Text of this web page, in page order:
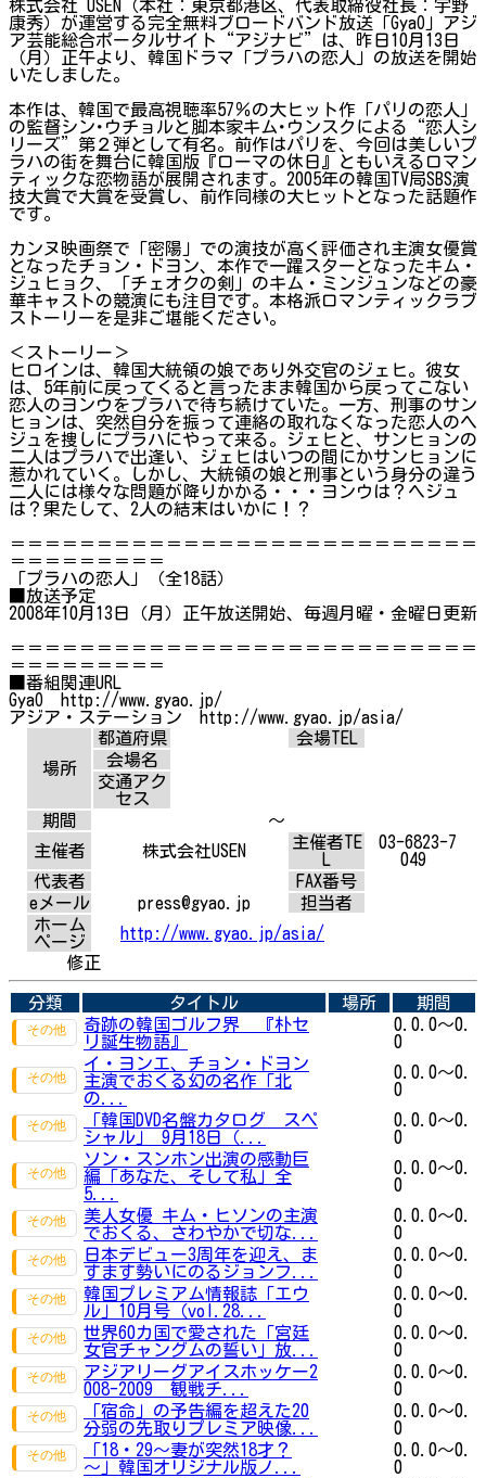
株式会社 USEN（本社：東京都港区、代表取締役社長：宇野
康秀）が運営する完全無料ブロードバンド放送「GyaO」アジ
ア芸能総合ポータルサイト“アジナビ”は、昨日10月13日
（月）正午より、韓国ドラマ「プラハの恋人」の放送を開始
いたしました。
本作は、韓国で最高視聴率57％の大ヒット作「パリの恋人」
の監督シン･ウチョルと脚本家キム･ウンスクによる“恋人シ
リーズ”第２弾として有名。前作はパリを、今回は美しいプ
ラハの街を舞台に韓国版『ローマの休日』ともいえるロマン
ティックな恋物語が展開されます。2005年の韓国TV局SBS演
技大賞で大賞を受賞し、前作同様の大ヒットとなった話題作
です。
カンヌ映画祭で「密陽」での演技が高く評価され主演女優賞
となったチョン・ドヨン、本作で一躍スターとなったキム・
ジュヒョク、「チェオクの剣」のキム・ミンジュンなどの豪
華キャストの競演にも注目です。本格派ロマンティックラブ
ストーリーを是非ご堪能ください。
＜ストーリー＞
ヒロインは、韓国大統領の娘であり外交官のジェヒ。彼女
は、5年前に戻ってくると言ったまま韓国から戻ってこない
恋人のヨンウをプラハで待ち続けていた。一方、刑事のサン
ヒョンは、突然自分を振って連絡の取れなくなった恋人のヘ
ジュを捜しにプラハにやって来る。ジェヒと、サンヒョンの
二人はプラハで出逢い、ジェヒはいつの間にかサンヒョンに
惹かれていく。しかし、大統領の娘と刑事という身分の違う
二人には様々な問題が降りかかる・・・ヨンウは？ヘジュ
は？果たして、2人の結末はいかに！？
＝＝＝＝＝＝＝＝＝＝＝＝＝＝＝＝＝＝＝＝＝＝＝＝＝＝＝
＝＝＝＝＝＝＝＝＝
「プラハの恋人」（全18話）
■放送予定
2008年10月13日（月）正午放送開始、毎週月曜・金曜日更新
＝＝＝＝＝＝＝＝＝＝＝＝＝＝＝＝＝＝＝＝＝＝＝＝＝＝＝
＝＝＝＝＝＝＝＝＝
■番組関連URL
GyaO http://www.gyao.jp/
アジア・ステーション http://www.gyao.jp/asia/
場所
都道府県
会場TEL
会場名
交通アク
セス
期間
～
主催者
株式会社USEN
主催者TE
03-6823-7
049
代表者
FAX番号
eメール
press@gyao.jp
担当者
ホーム
ページ
http://www.gyao.jp/asia/
修正
分類 タイトル 場所
期間
奇跡の韓国ゴルフ界 『朴セ
リ誕生物語』
0.0.0～0.
0
イ・ヨンエ、チョン・ドヨン
主演でおくる幻の名作「北
の...
0.0.0～0.
0
「韓国DVD名盤カタログ スペ
シャル」 9月18日（...
0.0.0～0.
0
ソン・スンホン出演の感動巨
編「あなた、そして私」全
5...
0.0.0～0.
0
美人女優 キム・ヒソンの主演
でおくる、さわやかで切な...
0.0.0～0.
0
日本デビュー3周年を迎え、ま
すます勢いにのるジョンフ...
0.0.0～0.
0
韓国プレミアム情報誌「エウ
ル」10月号（vol.28...
0.0.0～0.
0
世界60カ国で愛された「宮廷
女官チャングムの誓い」放...
0.0.0～0.
0
アジアリーグアイスホッケー2
008-2009 観戦チ...
0.0.0～0.
0
「宿命」の予告編を超えた20
分弱の先取りプレミア映像...
0.0.0～0.
0
「18・29～妻が突然18才？
～」韓国オリジナル版ノ...
0.0.0～0.
0